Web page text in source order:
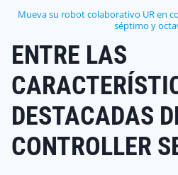
Mueva su robot colaborativo UR en
séptimo y
ENTRE LAS
DESTACADAS
CONTROLLER